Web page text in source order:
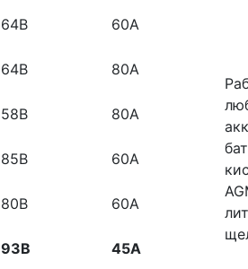
64В
60А
64В
80А
58В
80А
85В
60А
80В
60А
93В
45А